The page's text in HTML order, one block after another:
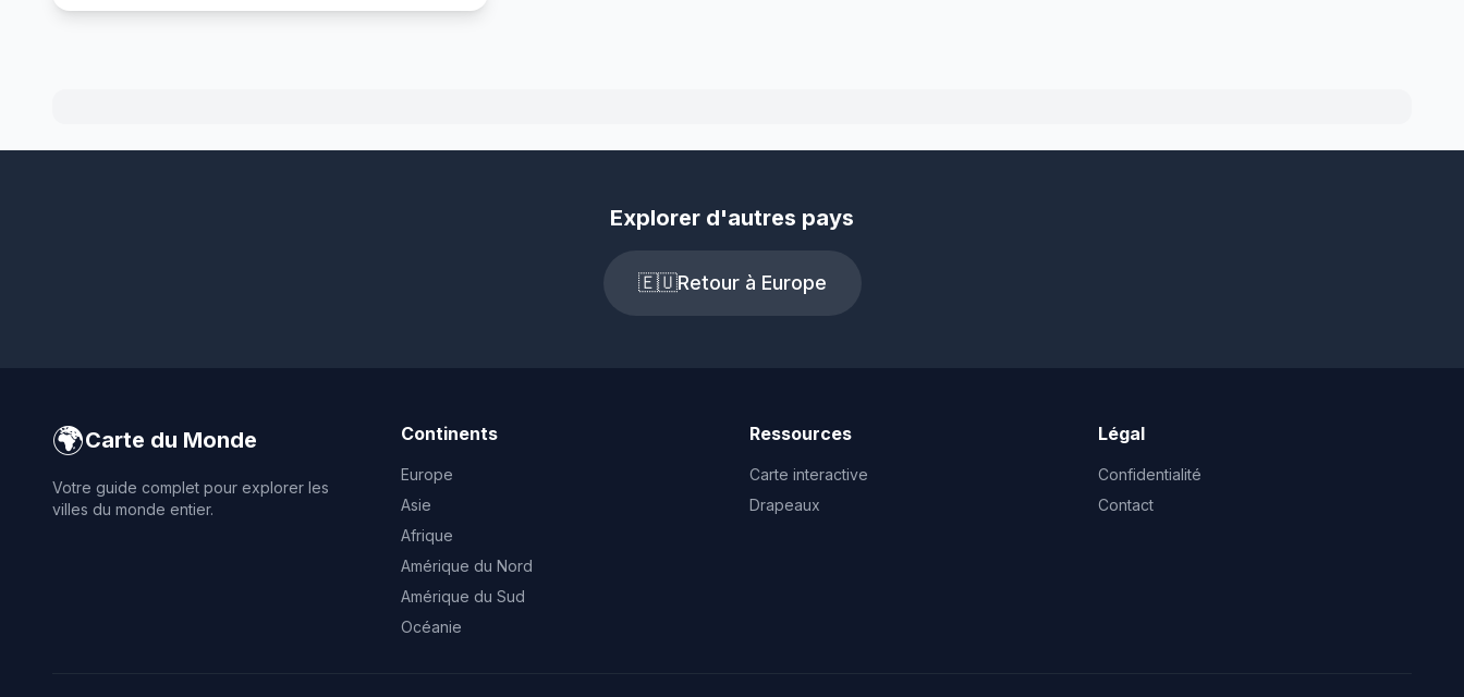
Explorer d'autres pays
🇪🇺Retour à Europe
🌍Carte du Monde
Votre guide complet pour explorer les
villes du monde entier.
Continents
Europe
Asie
Afrique
Amérique du Nord
Amérique du Sud
Océanie
Ressources
Carte interactive
Drapeaux
Légal
Confidentialité
Contact